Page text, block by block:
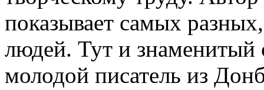
показывает самых
людей. Тут и знаменитый
молодой писатель из